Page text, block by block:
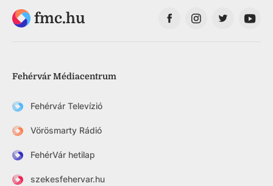
fmc.hu
Fehérvár Médiacentrum
Fehérvár Televízió
Vörösmarty Rádió
FehérVár hetilap
szekesfehervar.hu